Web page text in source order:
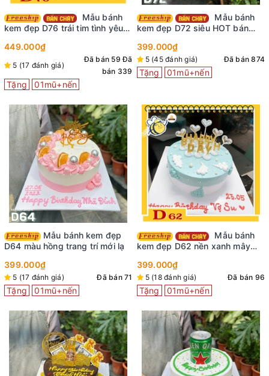
kem đẹp D76 trái tim tình yêu
449.000₫
5 (17 đánh giá)
Đã bán 59 Đã
bán 339
Tặng 01mũ+nến
kem đẹp D72 siêu HOT bán
399.000₫
5 (45 đánh giá) Đã bán 874
Tặng 01mũ+nến
Mẫu bánh kem đẹp
D64 màu hồng trang trí mới lạ
399.000₫
5 (17 đánh giá) Đã bán 71
Tặng 01mũ+nến
kem đẹp D62 nền xanh mây
399.000₫
5 (18 đánh giá) Đã bán 96
Tặng 01mũ+nến